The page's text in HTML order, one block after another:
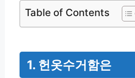
Table of Contents
1. 헌옷수거함은